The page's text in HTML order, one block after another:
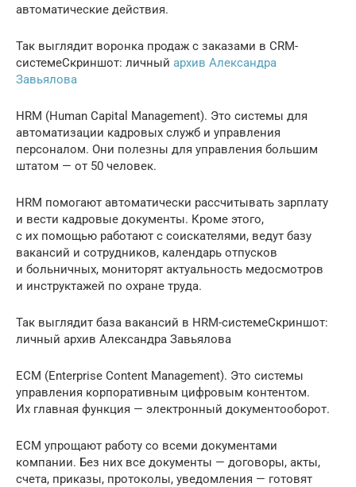
автоматические действия.
Так выглядит воронка продаж с заказами в CRM-
системеСкриншот: личный архив Александра
Завьялова
HRM (Human Capital Management). Это системы для
автоматизации кадровых служб и управления
персоналом. Они полезны для управления большим
штатом — от 50 человек.
HRM помогают автоматически рассчитывать зарплату
и вести кадровые документы. Кроме этого,
с их помощью работают с соискателями, ведут базу
вакансий и сотрудников, календарь отпусков
и больничных, мониторят актуальность медосмотров
и инструктажей по охране труда.
Так выглядит база вакансий в HRM-системеСкриншот:
личный архив Александра Завьялова
ECM (Enterprise Content Management). Это системы
управления корпоративным цифровым контентом.
Их главная функция — электронный документооборот.
ECM упрощают работу со всеми документами
компании. Без них все документы — договоры, акты,
счета, приказы, протоколы, уведомления — готовят